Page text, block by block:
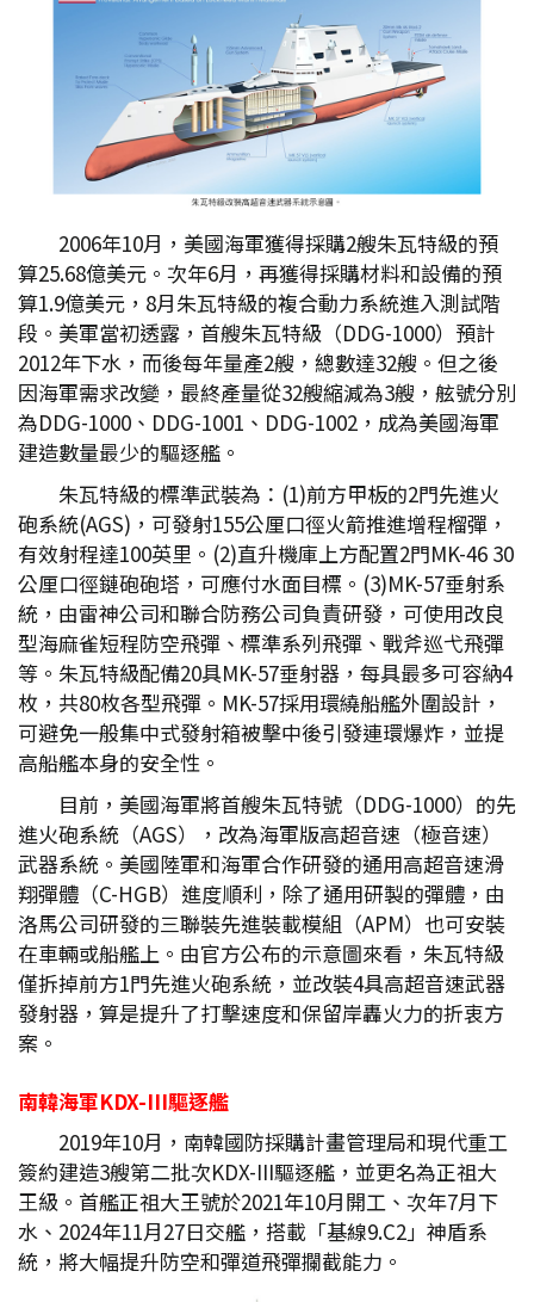
2006年10月，美國海軍獲得採購2艘朱瓦特級的預
算25.68億美元。次年6月，再獲得採購材料和設備的預
算1.9億美元，8月朱瓦特級的複合動力系統進入測試階
段。美軍當初透露，首艘朱瓦特級（DDG-1000）預計
2012年下水，而後每年量產2艘，總數達32艘。但之後
因海軍需求改變，最終產量從32艘縮減為3艘，舷號分別
為DDG-1000、DDG-1001、DDG-1002，成為美國海軍
建造數量最少的驅逐艦。
朱瓦特級的標準武裝為：(1)前方甲板的2門先進火
砲系統(AGS)，可發射155公厘口徑火箭推進增程榴彈，
有效射程達100英里。(2)直升機庫上方配置2門MK-46 30
公厘口徑鏈砲砲塔，可應付水面目標。(3)MK-57垂射系
統，由雷神公司和聯合防務公司負責研發，可使用改良
型海麻雀短程防空飛彈、標準系列飛彈、戰斧巡弋飛彈
等。朱瓦特級配備20具MK-57垂射器，每具最多可容納4
枚，共80枚各型飛彈。MK-57採用環繞船艦外圍設計，
可避免一般集中式發射箱被擊中後引發連環爆炸，並提
高船艦本身的安全性。
目前，美國海軍將首艘朱瓦特號（DDG-1000）的先
進火砲系統（AGS），改為海軍版高超音速（極音速）
武器系統。美國陸軍和海軍合作研發的通用高超音速滑
翔彈體（C-HGB）進度順利，除了通用研製的彈體，由
洛馬公司研發的三聯裝先進裝載模組（APM）也可安裝
在車輛或船艦上。由官方公布的示意圖來看，朱瓦特級
僅拆掉前方1門先進火砲系統，並改裝4具高超音速武器
發射器，算是提升了打擊速度和保留岸轟火力的折衷方
案。
南韓海軍KDX-III驅逐艦
2019年10月，南韓國防採購計畫管理局和現代重工
簽約建造3艘第二批次KDX-III驅逐艦，並更名為正祖大
王級。首艦正祖大王號於2021年10月開工、次年7月下
水、2024年11月27日交艦，搭載「基線9.C2」神盾系
統，將大幅提升防空和彈道飛彈攔截能力。